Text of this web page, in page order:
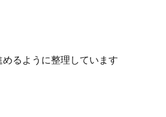
るように整理しています